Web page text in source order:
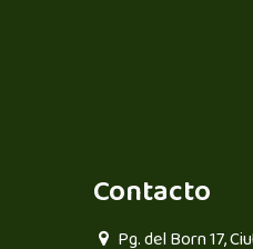
Contacto
Pg. del Born 17,